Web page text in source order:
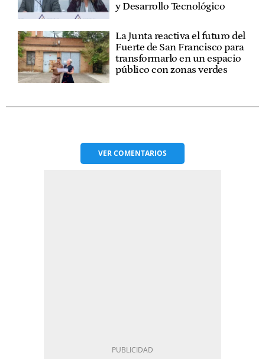
y Desarrollo Tecnológico
La Junta reactiva el futuro del
Fuerte de San Francisco para
transformarlo en un espacio
público con zonas verdes
VERCOMENTARIOS